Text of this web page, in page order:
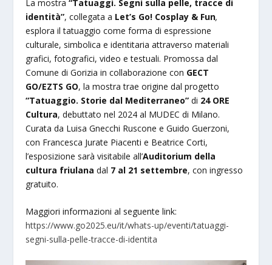
La mostra“Tatuaggi. Segni sulla pelle, tracce di
identità”, collegata a Let’s Go! Cosplay & Fun,
esplora il tatuaggio come forma di espressione
culturale, simbolica e identitaria attraverso materiali
grafici, fotografici, video e testuali. Promossa dal
Comune di Gorizia in collaborazione con GECT
GO/EZTS GO, la mostra trae origine dal progetto
“Tatuaggio. Storie dal Mediterraneo” di 24 ORE
Cultura, debuttato nel 2024 al MUDEC di Milano.
Curata da Luisa Gnecchi Ruscone e Guido Guerzoni,
con Francesca Jurate Piacenti e Beatrice Corti,
l’esposizione sarà visitabile all’Auditorium della
cultura friulana dal 7 al 21 settembre, con ingresso
gratuito.
Maggiori informazioni al seguente link:
https://www.go2025.eu/it/whats-up/eventi/tatuaggi-
segni-sulla-pelle-tracce-di-identita